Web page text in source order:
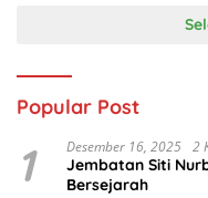
Popular Post
1 Desember 16, 2025 2
Jembatan Siti
Bersejarah